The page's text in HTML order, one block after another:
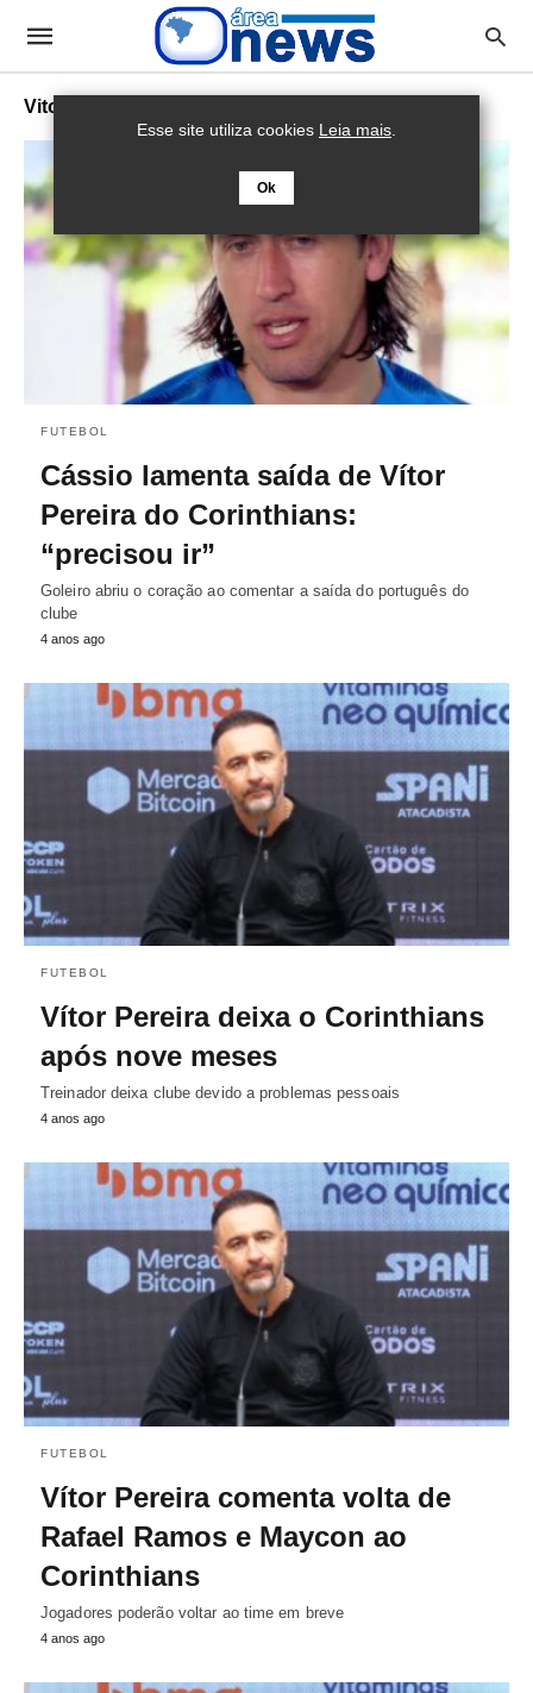
Vitor Pereira
FUTEBOL
Cássio lamenta saída de Vítor
Pereira do Corinthians:
“precisou ir”
Goleiro abriu o coração ao comentar a saída do português do
clube
4 anos ago
FUTEBOL
Vítor Pereira deixa o Corinthians
após nove meses
Treinador deixa clube devido a problemas pessoais
4 anos ago
FUTEBOL
Vítor Pereira comenta volta de
Rafael Ramos e Maycon ao
Corinthians
Jogadores poderão voltar ao time em breve
4 anos ago
Esse site utiliza cookies Leia mais.
Ok